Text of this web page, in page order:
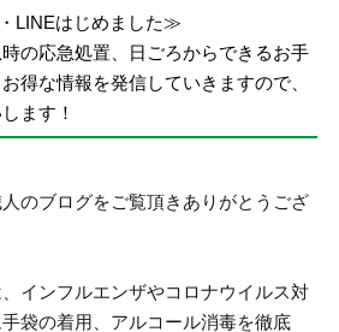
LINEはじめました≫
の応急処置、日ごろからできるお手
得な情報を発信していきますので、
ます！
のブログをご覧頂きありがとうござ
インフルエンザやコロナウイルス対
袋の着用、アルコール消毒を徹底